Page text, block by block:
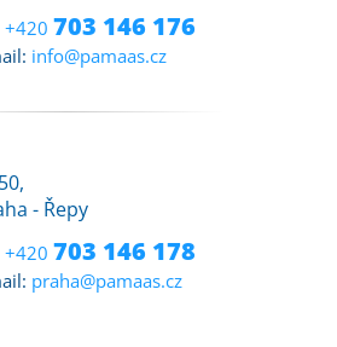
+420 703 146 176
info@pamaas.cz
- Řepy
+420 703 146 178
praha@pamaas.cz